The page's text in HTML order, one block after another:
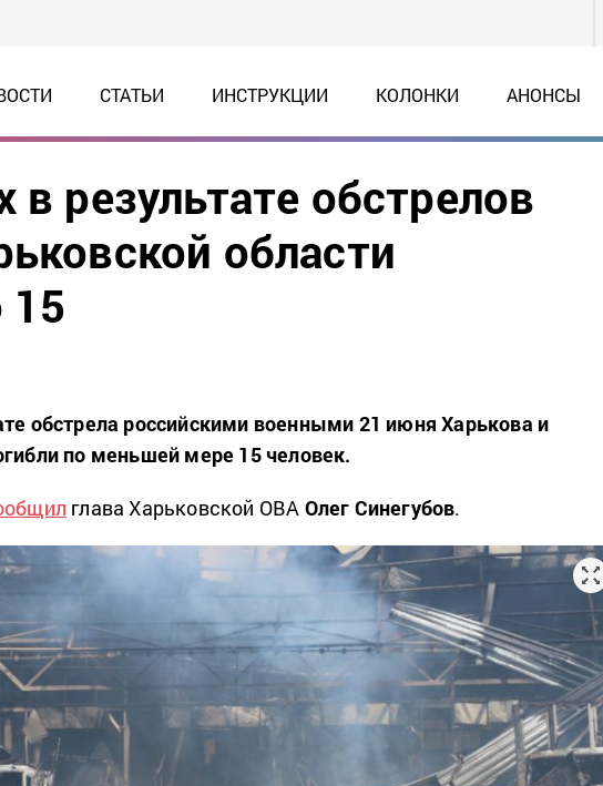
СТАТЬИ ИНСТРУКЦИИ КОЛОНКИ АНОНСЫ
результате обстрелов
области
15
обстрела российскими военными 21 июня Харькова и
по меньшей мере 15 человек.
глава Харьковской ОВА Олег Синегубов.